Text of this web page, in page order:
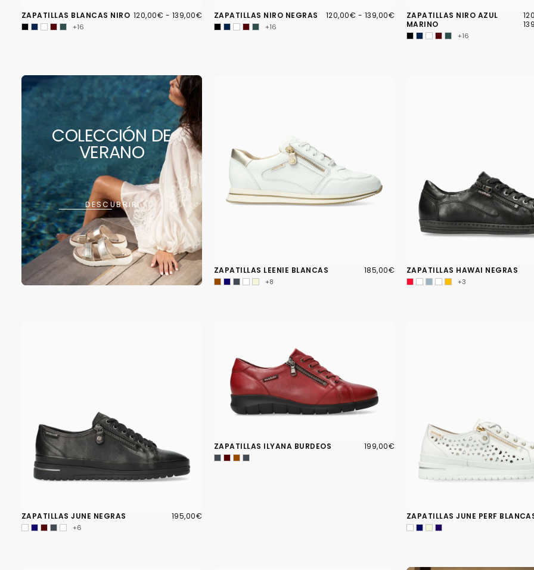
ZAPATILLAS BLANCAS NIRO 120,00€
PRECIO
120,00€ - PRECIO
139,00€
+16
ZAPATILLAS NIRO NEGRAS 120,00€
PRECIO
120,00€ - PRECIO
139,00€
+16
ZAPATILLAS NIRO AZUL
MARINO
+16
COLECCIÓN DE
VERANO
DESCUBRIR
ZAPATILLAS LEENIE BLANCAS 185,00€
PRECIO
185,00€
+8
ZAPATILLAS HAWAI NEGRAS
+3
ZAPATILLAS JUNE NEGRAS 195,00€
PRECIO
195,00€
+6
ZAPATILLAS ILYANA BURDEOS 199,00€
PRECIO
199,00€
ZAPATILLAS JUNE PERF